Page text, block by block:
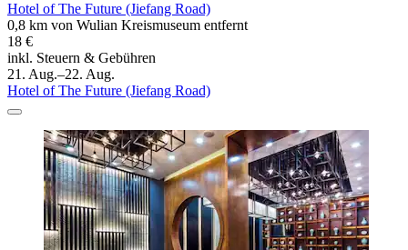
Hotel of The Future (Jiefang Road)
0,8 km von Wulian Kreismuseum entfernt
18 €
inkl. Steuern & Gebühren
21. Aug.–22. Aug.
Hotel of The Future (Jiefang Road)